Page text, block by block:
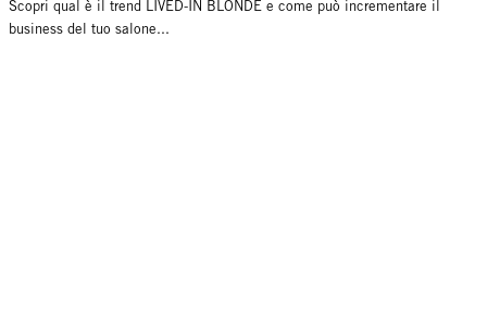
Scopri qual è il trend LIVED-IN BLONDE e come può incrementare il
business del tuo salone...